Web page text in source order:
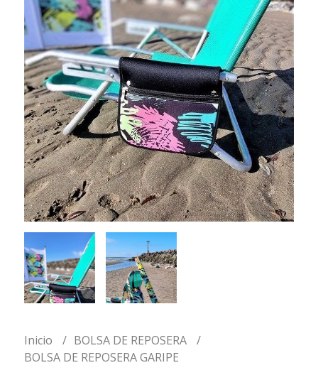
Inicio
BOLSA DE REPOSERA
BOLSA DE REPOSERA GARIPE